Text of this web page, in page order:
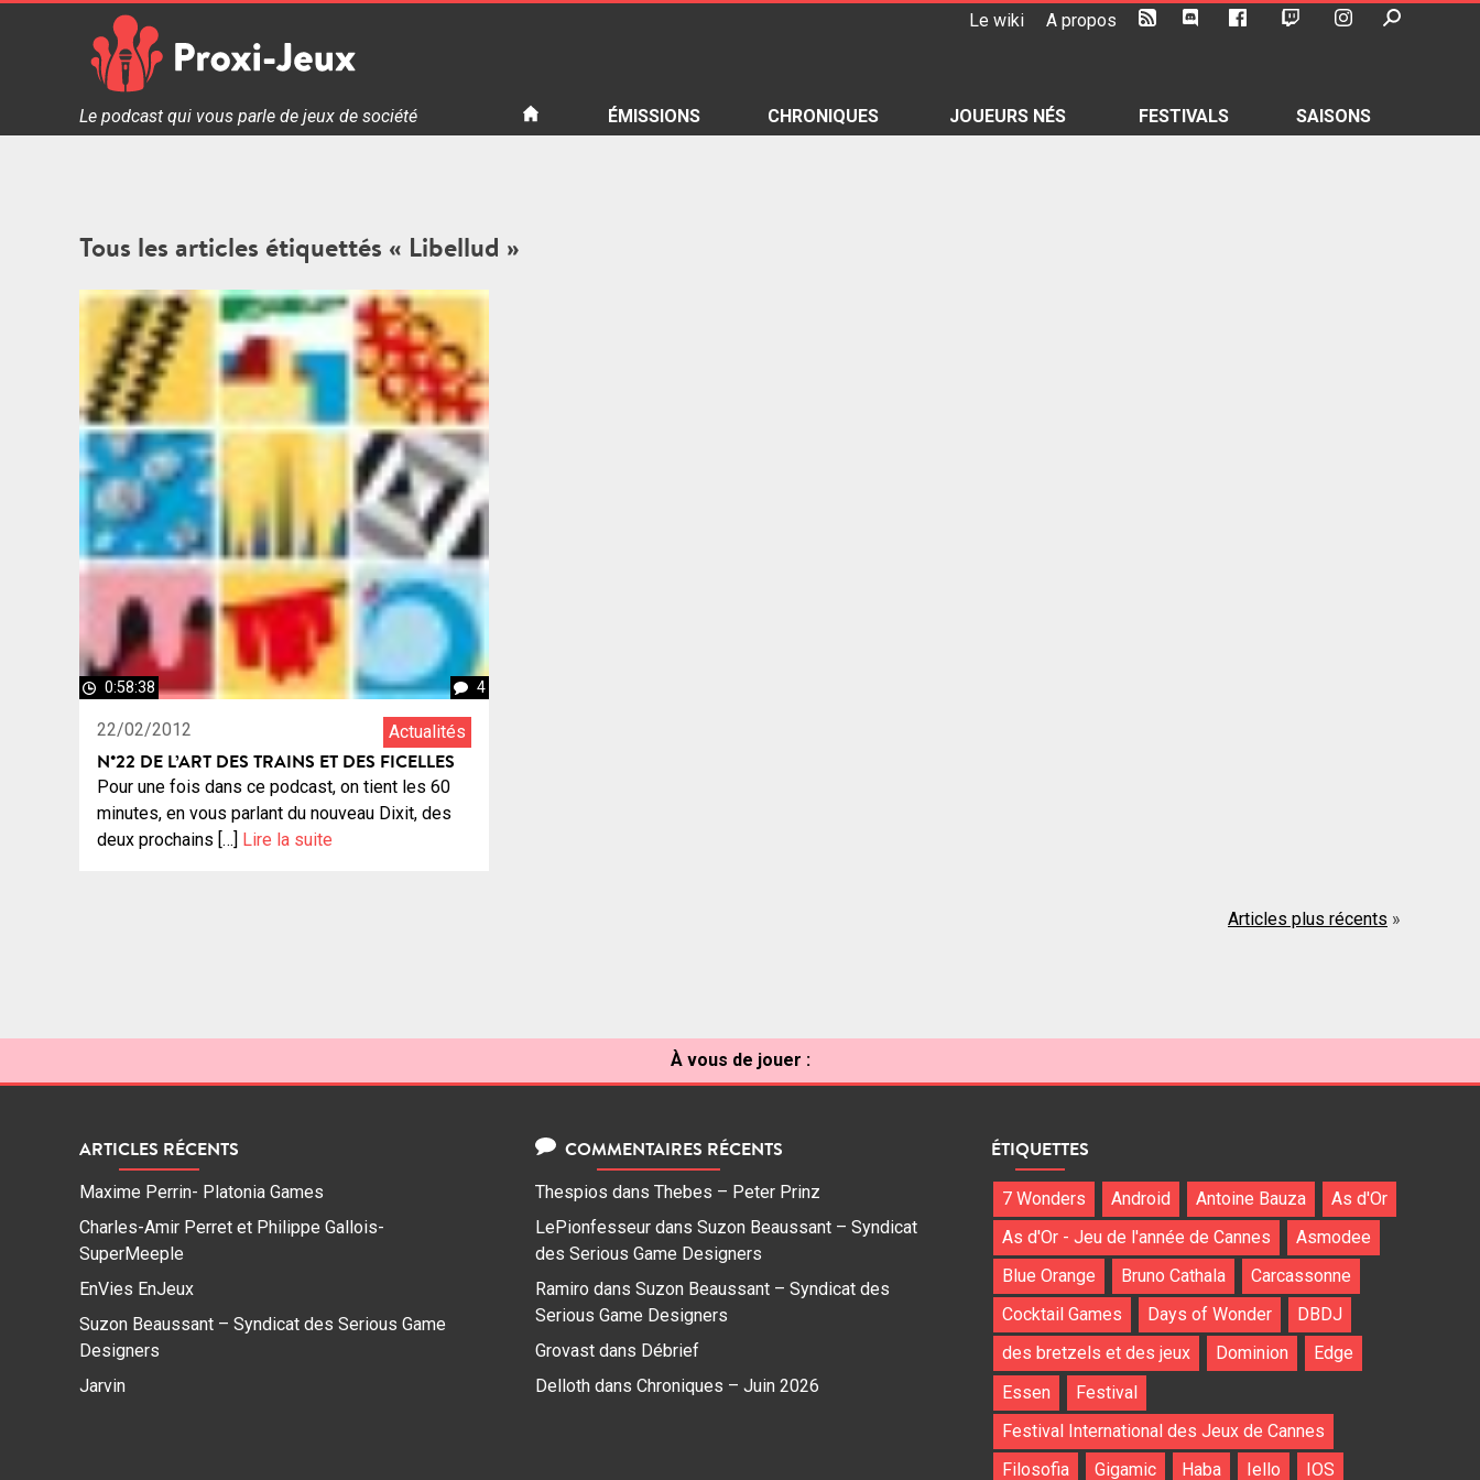
Le wiki A propos
Proxi Jeux - Le podcast qui vous parle de jeux de société
Le podcast qui vous parle de jeux de société ÉMISSIONS CHRONIQUES JOUEURS NÉS FESTIVALS SAISONS
Tous les articles étiquettés « Libellud »
0:58:38 4
22/02/2012 Actualités
N°22 DE L’ART DES TRAINS ET DES FICELLES
Pour une fois dans ce podcast, on tient les 60
minutes, en vous parlant du nouveau Dixit, des
deux prochains […] Lire la suite
Articles plus récents
À vous de jouer :
ARTICLES RÉCENTS
Maxime Perrin- Platonia Games
Charles-Amir Perret et Philippe Gallois-
SuperMeeple
EnVies EnJeux
Suzon Beaussant – Syndicat des Serious Game
Designers
Jarvin
COMMENTAIRES RÉCENTS
Thespios dans Thebes – Peter Prinz
LePionfesseur dans Suzon Beaussant – Syndicat
des Serious Game Designers
Ramiro dans Suzon Beaussant – Syndicat des
Serious Game Designers
Grovast dans Débrief
Delloth dans Chroniques – Juin 2026
ÉTIQUETTES
7 Wonders Android Antoine Bauza
As d'Or
As d'Or - Jeu de l'année de Cannes
Asmodee
Blue Orange
Bruno Cathala
Carcassonne
Cocktail Games
Days of Wonder
DBDJ
des bretzels et des jeux
Dominion
Edge
Essen
Festival
Festival International des Jeux de Cannes
Filosofia
Gigamic Haba Iello IOS